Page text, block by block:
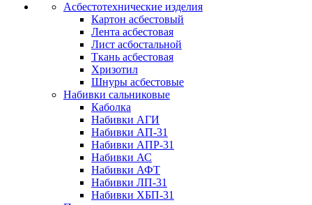
Асбестотехнические изделия
Картон асбестовый
Лента асбестовая
Лист асбостальной
Ткань асбестовая
Хризотил
Шнуры асбестовые
Набивки сальниковые
Каболка
Набивки АГИ
Набивки АП-31
Набивки АПР-31
Набивки АС
Набивки АФТ
Набивки ЛП-31
Набивки ХБП-31